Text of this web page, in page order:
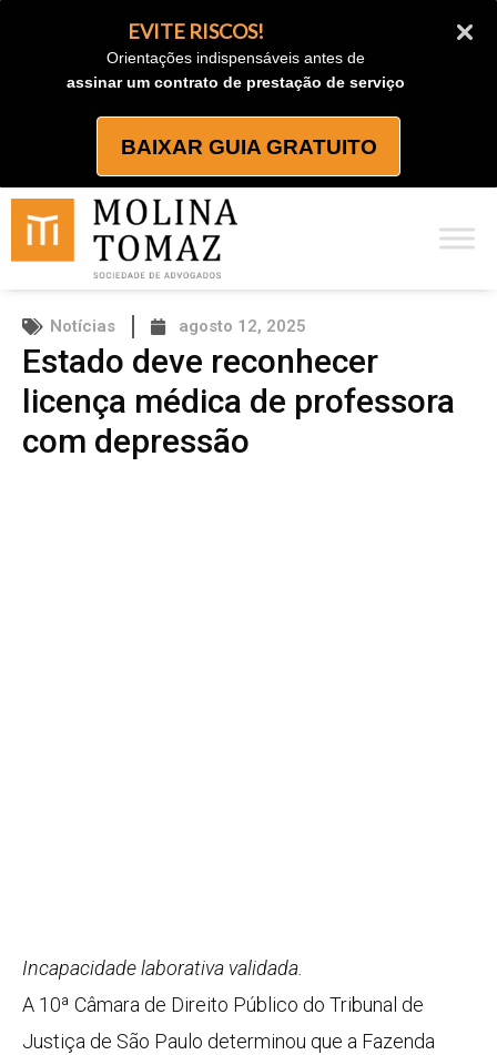
EVITE RISCOS!
Orientações indispensáveis antes de
assinar um contrato de prestação de serviço
BAIXAR GUIA GRATUITO
Notícias agosto 12, 2025
Estado deve reconhecer
licença médica de professora
com depressão
Incapacidade laborativa validada.
A 10ª Câmara de Direito Público do Tribunal de
Justiça de São Paulo determinou que a Fazenda